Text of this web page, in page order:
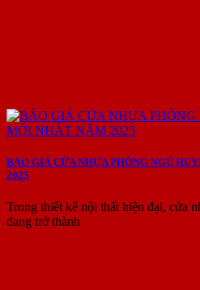
BÁO GIÁ CỬA NHỰA PHÒNG NGỦ
2025
Trong thiết kế nội thất hiện đại, cửa
đang trở thành